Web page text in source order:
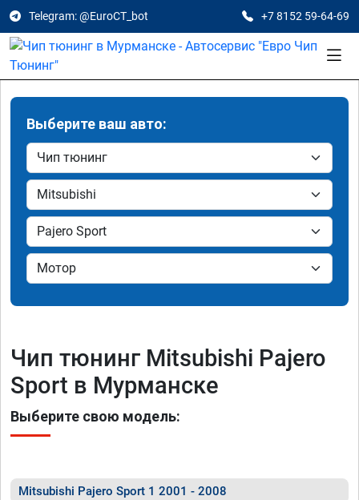
Telegram: @EuroCT_bot +7 8152 59-64-69
Выберите ваш авто:
Чип тюнинг Mitsubishi Pajero
Sport в Мурманске
Выберите свою модель:
Mitsubishi Pajero Sport 1 2001 - 2008